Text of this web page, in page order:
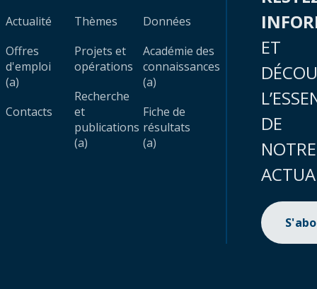
Actualité
Offres
d'emploi
(a)
Contacts
Thèmes
Projets et
opérations
Recherche
et
publications
(a)
Données
Académie des
connaissances
(a)
Fiche de
résultats
(a)
ET
DE
NOTRE